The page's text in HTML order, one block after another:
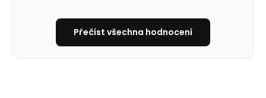
Přečíst všechna hodnocení